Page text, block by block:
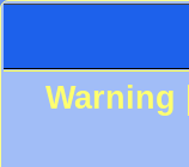
Warning